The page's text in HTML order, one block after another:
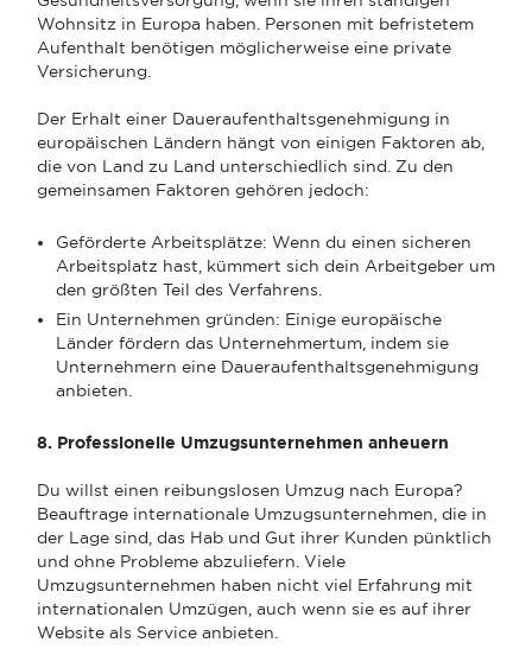
Wohnsitz in Europa haben. Personen mit befristetem
Aufenthalt benötigen möglicherweise eine private
Versicherung.
Der Erhalt einer Daueraufenthaltsgenehmigung in
europäischen Ländern hängt von einigen Faktoren ab,
die von Land zu Land unterschiedlich sind. Zu den
gemeinsamen Faktoren gehören jedoch:
Geförderte Arbeitsplätze: Wenn du einen sicheren
Arbeitsplatz hast, kümmert sich dein Arbeitgeber um
den größten Teil des Verfahrens.
Ein Unternehmen gründen: Einige europäische
Länder fördern das Unternehmertum, indem sie
Unternehmern eine Daueraufenthaltsgenehmigung
anbieten.
8. Professionelle Umzugsunternehmen anheuern
Du willst einen reibungslosen Umzug nach Europa?
Beauftrage internationale Umzugsunternehmen, die in
der Lage sind, das Hab und Gut ihrer Kunden pünktlich
und ohne Probleme abzuliefern. Viele
Umzugsunternehmen haben nicht viel Erfahrung mit
internationalen Umzügen, auch wenn sie es auf ihrer
Website als Service anbieten.